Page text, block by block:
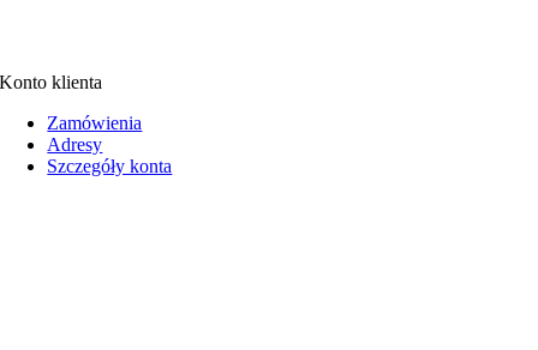
Konto klienta
Zamówienia
Adresy
Szczegóły konta